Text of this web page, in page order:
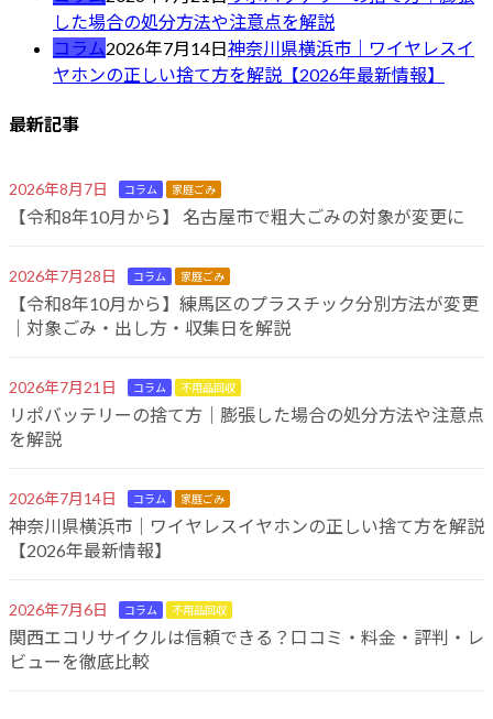
した場合の処分方法や注意点を解説
コラム2026年7月14日神奈川県横浜市｜ワイヤレスイ
ヤホンの正しい捨て方を解説【2026年最新情報】
最新記事
2026年8月7日 コラム 家庭ごみ
【令和8年10月から】 名古屋市で粗大ごみの対象が変更に
2026年7月28日 コラム 家庭ごみ
【令和8年10月から】練馬区のプラスチック分別方法が変更
｜対象ごみ・出し方・収集日を解説
2026年7月21日 コラム 不用品回収
リポバッテリーの捨て方｜膨張した場合の処分方法や注意点
を解説
2026年7月14日 コラム 家庭ごみ
神奈川県横浜市｜ワイヤレスイヤホンの正しい捨て方を解説
【2026年最新情報】
2026年7月6日 コラム 不用品回収
関西エコリサイクルは信頼できる？口コミ・料金・評判・レ
ビューを徹底比較